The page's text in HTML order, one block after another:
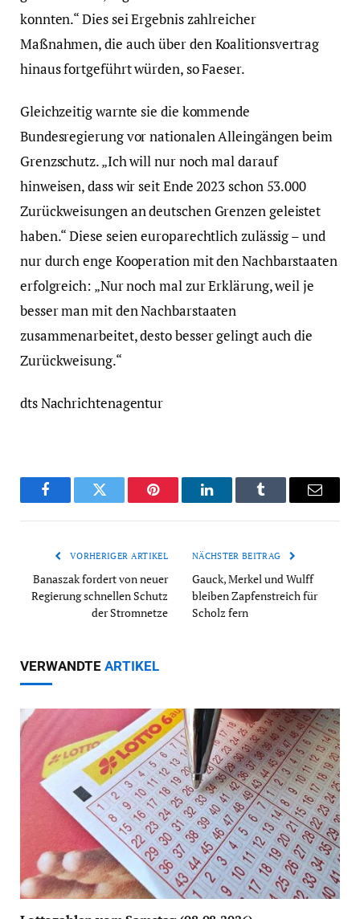
konnten.“ Dies sei Ergebnis zahlreicher
Maßnahmen, die auch über den Koalitionsvertrag
hinaus fortgeführt würden, so Faeser.
Gleichzeitig warnte sie die kommende
Bundesregierung vor nationalen Alleingängen beim
Grenzschutz. „Ich will nur noch mal darauf
hinweisen, dass wir seit Ende 2023 schon 53.000
Zurückweisungen an deutschen Grenzen geleistet
haben.“ Diese seien europarechtlich zulässig – und
nur durch enge Kooperation mit den Nachbarstaaten
erfolgreich: „Nur noch mal zur Erklärung, weil je
besser man mit den Nachbarstaaten
zusammenarbeitet, desto besser gelingt auch die
Zurückweisung.“
dts Nachrichtenagentur
FacebookTwitter Pinterest LinkedInTumblr Email
VORHERIGER ARTIKEL
Banaszak fordert von neuer
Regierung schnellen Schutz
der Stromnetze
NÄCHSTER BEITRAG
Gauck, Merkel und Wulff
bleiben Zapfenstreich für
Scholz fern
VERWANDTE ARTIKEL